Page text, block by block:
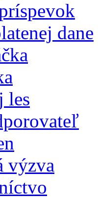
dane
les
výzva